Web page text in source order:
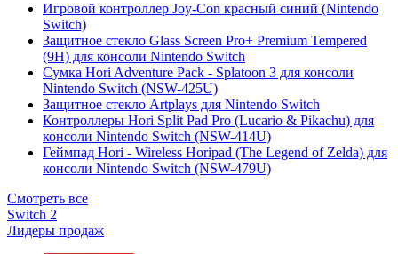
Игровой контроллер Joy-Con красный синий (Nintendo
Switch)
Защитное стекло Glass Screen Pro+ Premium Tempered
(9H) для консоли Nintendo Switch
Сумка Hori Adventure Pack - Splatoon 3 для консоли
Nintendo Switch (NSW-425U)
Защитное стекло Artplays для Nintendo Switch
Контроллеры Hori Split Pad Pro (Lucario & Pikachu) для
консоли Nintendo Switch (NSW-414U)
Геймпад Hori - Wireless Horipad (The Legend of Zelda) для
консоли Nintendo Switch (NSW-479U)
Смотреть все
Switch 2
Лидеры продаж